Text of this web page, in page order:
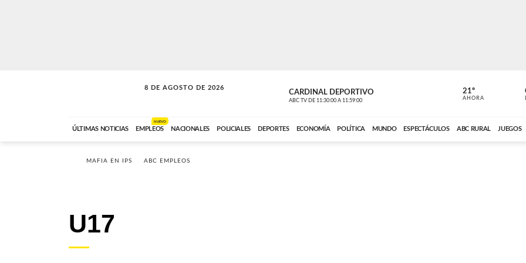
8 DE AGOSTO DE 2026
CONEXIÓN ROMANCE CARDINAL DEPORTIVO
ABC TV DE 11:30:00 A 11:59:00
CARDINAL
ABC CARDINAL
21º
AHORA
ÚLTIMAS NOTICIAS EMPLEOS
NUEVO
NACIONALES POLICIALES DEPORTES ECONOMÍA POLÍTICA MUNDO ESPECTÁCULOS ABC RURAL JUEGOS
MAFIA EN IPS ABC EMPLEOS
U17